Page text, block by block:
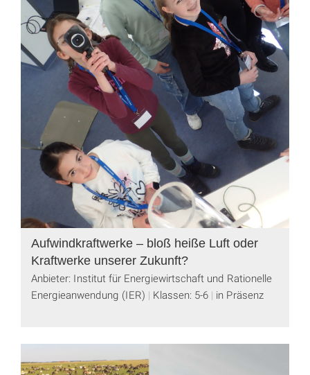
Aufwindkraftwerke – bloß heiße Luft oder
Kraftwerke unserer Zukunft?
Anbieter: Institut für Energiewirtschaft und Rationelle
Energieanwendung (IER)
Klassen: 5-6 in Präsenz